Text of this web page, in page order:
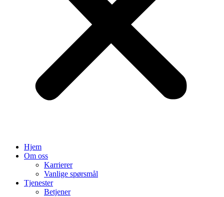
Hjem
Om oss
Karrierer
Vanlige spørsmål
Tjenester
Betjener